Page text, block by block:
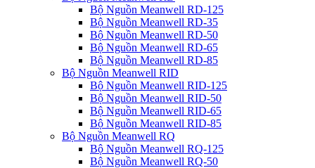
Bộ Nguồn Meanwell RD-125
Bộ Nguồn Meanwell RD-35
Bộ Nguồn Meanwell RD-50
Bộ Nguồn Meanwell RD-65
Bộ Nguồn Meanwell RD-85
Bộ Nguồn Meanwell RID
Bộ Nguồn Meanwell RID-125
Bộ Nguồn Meanwell RID-50
Bộ Nguồn Meanwell RID-65
Bộ Nguồn Meanwell RID-85
Bộ Nguồn Meanwell RQ
Bộ Nguồn Meanwell RQ-125
Bộ Nguồn Meanwell RQ-50